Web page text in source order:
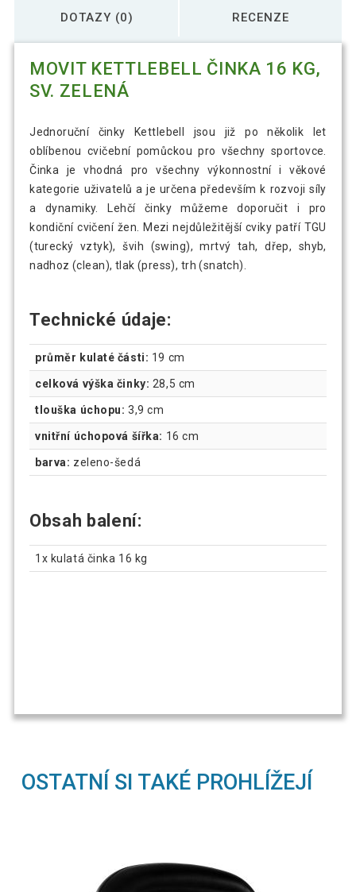
DOTAZY (0) RECENZE
MOVIT KETTLEBELL ČINKA 16 KG,
SV. ZELENÁ
Jednoruční činky Kettlebell jsou již po několik let
oblíbenou cvičební pomůckou pro všechny sportovce.
Činka je vhodná pro všechny výkonnostní i věkové
kategorie uživatelů a je určena především k rozvoji síly
a dynamiky. Lehčí činky můžeme doporučit i pro
kondiční cvičení žen. Mezi nejdůležitější cviky patří TGU
(turecký vztyk), švih (swing), mrtvý tah, dřep, shyb,
nadhoz (clean), tlak (press), trh (snatch).
Technické údaje:
průměr kulaté části: 19 cm
celková výška činky: 28,5 cm
tlouška úchopu:3,9 cm
vnitřní úchopová šířka: 16 cm
barva: zeleno-šedá
Obsah balení:
1x kulatá činka 16 kg
OSTATNÍ SI TAKÉ PROHLÍŽEJÍ